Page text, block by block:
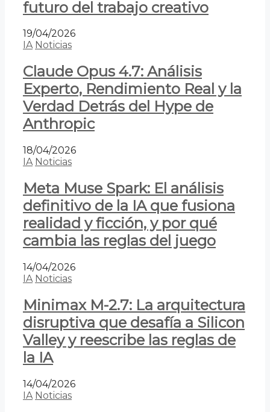
futuro del trabajo creativo
19/04/2026
IA Noticias
Claude Opus 4.7: Análisis
Experto, Rendimiento Real y la
Verdad Detrás del Hype de
Anthropic
18/04/2026
IA Noticias
Meta Muse Spark: El análisis
definitivo de la IA que fusiona
realidad y ficción, y por qué
cambia las reglas del juego
14/04/2026
IA Noticias
Minimax M-2.7: La arquitectura
disruptiva que desafía a Silicon
Valley y reescribe las reglas de
la IA
14/04/2026
IA Noticias